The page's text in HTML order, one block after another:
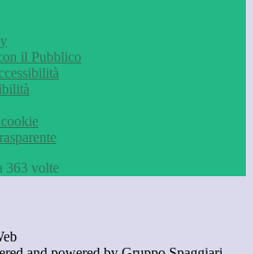
il Pubblico
363 volte